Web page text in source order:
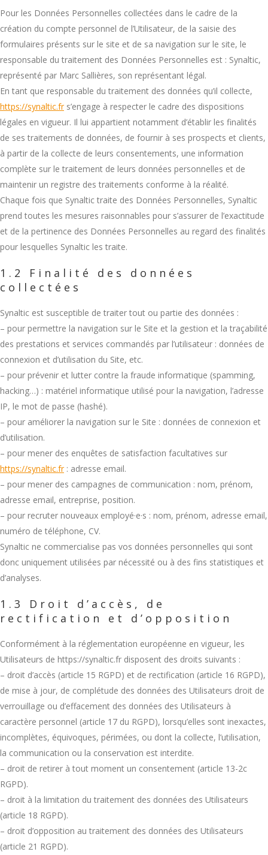
Pour les Données Personnelles collectées dans le cadre de la
création du compte personnel de l’Utilisateur, de la saisie des
formulaires présents sur le site et de sa navigation sur le site, le
responsable du traitement des Données Personnelles est : Synaltic,
représenté par Marc Sallières, son représentant légal.
En tant que responsable du traitement des données qu’il collecte,
https://synaltic.frs’engage à respecter le cadre des dispositions
légales en vigueur. Il lui appartient notamment d’établir les finalités
de ses traitements de données, de fournir à ses prospects et clients,
à partir de la collecte de leurs consentements, une information
complète sur le traitement de leurs données personnelles et de
maintenir un registre des traitements conforme à la réalité.
Chaque fois que Synaltic traite des Données Personnelles, Synaltic
prend toutes les mesures raisonnables pour s’assurer de l’exactitude
et de la pertinence des Données Personnelles au regard des finalités
pour lesquelles Synaltic les traite.
1.2 Finalité des données
collectées
Synaltic est susceptible de traiter tout ou partie des données :
– pour permettre la navigation sur le Site et la gestion et la traçabilité
des prestations et services commandés par l’utilisateur : données de
connexion et d’utilisation du Site, etc.
– pour prévenir et lutter contre la fraude informatique (spamming,
hacking…) : matériel informatique utilisé pour la navigation, l’adresse
IP, le mot de passe (hashé).
– pour améliorer la navigation sur le Site : données de connexion et
d’utilisation.
– pour mener des enquêtes de satisfaction facultatives sur
https://synaltic.fr: adresse email.
– pour mener des campagnes de communication : nom, prénom,
adresse email, entreprise, position.
– pour recruter nouveaux employé·e·s : nom, prénom, adresse email,
numéro de téléphone, CV.
Synaltic ne commercialise pas vos données personnelles qui sont
donc uniquement utilisées par nécessité ou à des fins statistiques et
d’analyses.
1.3 Droit d’accès, de
rectification et d’opposition
Conformément à la réglementation européenne en vigueur, les
Utilisateurs de https://synaltic.fr disposent des droits suivants :
– droit d’accès (article 15 RGPD) et de rectification (article 16 RGPD),
de mise à jour, de complétude des données des Utilisateurs droit de
verrouillage ou d’effacement des données des Utilisateurs à
caractère personnel (article 17 du RGPD), lorsqu’elles sont inexactes,
incomplètes, équivoques, périmées, ou dont la collecte, l’utilisation,
la communication ou la conservation est interdite.
– droit de retirer à tout moment un consentement (article 13-2c
RGPD).
– droit à la limitation du traitement des données des Utilisateurs
(article 18 RGPD).
– droit d’opposition au traitement des données des Utilisateurs
(article 21 RGPD).